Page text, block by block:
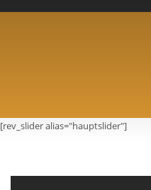
[rev_slider alias="hauptslider"]